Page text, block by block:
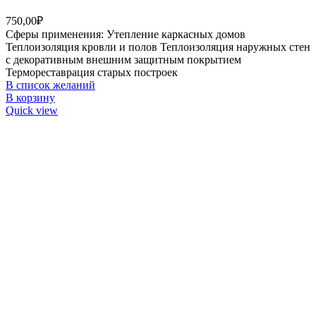
750,00₽
Сферы применения: Утепление каркасных домов
Теплоизоляция кровли и полов Теплоизоляция наружных стен
с декоративным внешним защитным покрытием
Термореставрация старых построек
В список желаний
В корзину
Quick view